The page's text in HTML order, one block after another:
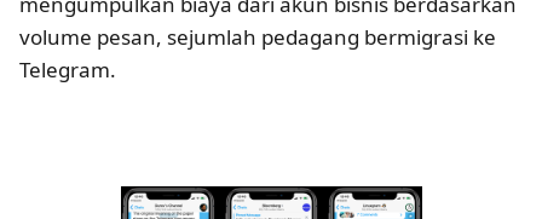
volume pesan, sejumlah pedagang bermigrasi ke
Telegram.